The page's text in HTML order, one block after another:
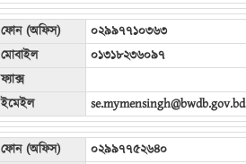
ফোন (অফিস)
০২৯৯৭৭১০৩৬৩
মোবাইল
০১৩১৮২৩৬০৯৭
ফ্যাক্স
ইমেইল
se.mymensingh@bwdb.gov.bd
ফোন (অফিস)
০২৯৯৭৭৫২৬৪০